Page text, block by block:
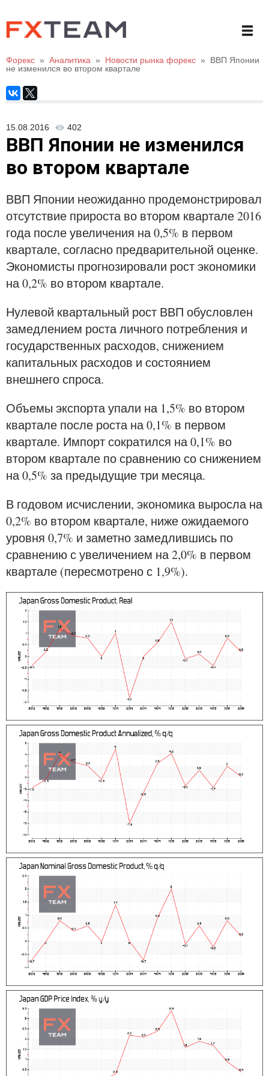
Форекс » Аналитика » Новости рынка форекс »
ВВП Японии
не изменился во втором квартале
15.08.2016 402
ВВП Японии не изменился
во втором квартале
ВВП Японии неожиданно продемонстрировал
отсутствие прироста во втором квартале 2016
года после увеличения на 0,5% в первом
квартале, согласно предварительной оценке.
Экономисты прогнозировали рост экономики
на 0,2% во втором квартале.
Нулевой квартальный рост ВВП обусловлен
замедлением роста личного потребления и
государственных расходов, снижением
капитальных расходов и состоянием
внешнего спроса.
Объемы экспорта упали на 1,5% во втором
квартале после роста на 0,1% в первом
квартале. Импорт сократился на 0,1% во
втором квартале по сравнению со снижением
на 0,5% за предыдущие три месяца.
В годовом исчислении, экономика выросла на
0,2% во втором квартале, ниже ожидаемого
уровня 0,7% и заметно замедлившись по
сравнению с увеличением на 2,0% в первом
квартале (пересмотрено с 1,9%).